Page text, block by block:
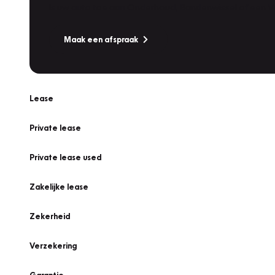
Maak een afspraak
Lease
Private lease
Private lease used
Zakelijke lease
Zekerheid
Verzekering